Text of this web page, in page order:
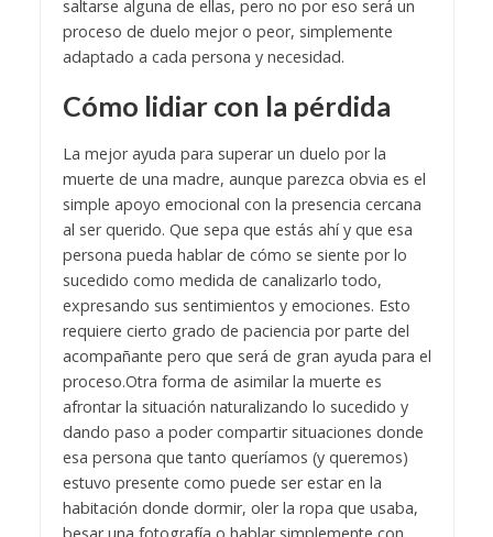
saltarse alguna de ellas, pero no por eso será un
proceso de duelo mejor o peor, simplemente
adaptado a cada persona y necesidad.
Cómo lidiar con la pérdida
La mejor ayuda para superar un duelo por la
muerte de una madre, aunque parezca obvia es el
simple apoyo emocional con la presencia cercana
al ser querido. Que sepa que estás ahí y que esa
persona pueda hablar de cómo se siente por lo
sucedido como medida de canalizarlo todo,
expresando sus sentimientos y emociones. Esto
requiere cierto grado de paciencia por parte del
acompañante pero que será de gran ayuda para el
proceso.Otra forma de asimilar la muerte es
afrontar la situación naturalizando lo sucedido y
dando paso a poder compartir situaciones donde
esa persona que tanto queríamos (y queremos)
estuvo presente como puede ser estar en la
habitación donde dormir, oler la ropa que usaba,